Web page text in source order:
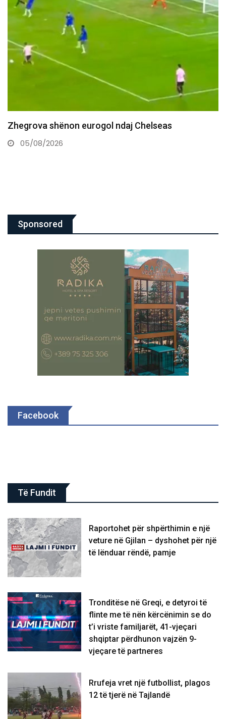
Bajrami: Jam kundër shkuarjes prapë në zgjedhje
dhe jam për…
Sponsored
Facebook
Të Fundit
Raportohet për shpërthimin e një
veture në Gjilan – dyshohet për një
të lënduar rëndë, pamje
Tronditëse në Greqi, e detyroi të
flinte me të nën kërcënimin se do
t’i vriste familjarët, 41-vjeçari
shqiptar përdhunon vajzën 9-
vjeçare të partneres
Rrufeja vret një futbollist, plagos
12 të tjerë në Tajlandë